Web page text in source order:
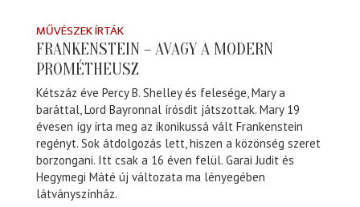
MŰVÉSZEK ÍRTÁK
FRANKENSTEIN – AVAGY A MODERN
PROMÉTHEUSZ
Kétszáz éve Percy B. Shelley és felesége, Mary a
baráttal, Lord Bayronnal írósdit játszottak. Mary 19
évesen így írta meg az ikonikussá vált Frankenstein
regényt. Sok átdolgozás lett, hiszen a közönség szeret
borzongani. Itt csak a 16 éven felül. Garai Judit és
Hegymegi Máté új változata ma lényegében
látványszínház.